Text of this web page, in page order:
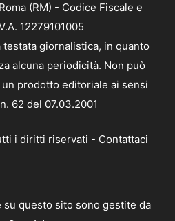
(RM) - Codice Fiscale e
12279101005
giornalistica, in quanto
alcuna periodicità. Non può
prodotto editoriale ai sensi
62 del 07.03.2001
i diritti riservati - Contattaci
questo sito sono gestite da